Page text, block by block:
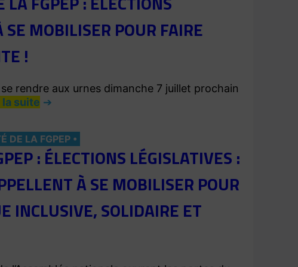
MOBILISER POUR FAIRE
!
rendre aux urnes dimanche 7 juillet prochain
la suite
DE LA FGPEP
: ÉLECTIONS LÉGISLATIVES :
À SE MOBILISER POUR
INCLUSIVE, SOLIDAIRE ET